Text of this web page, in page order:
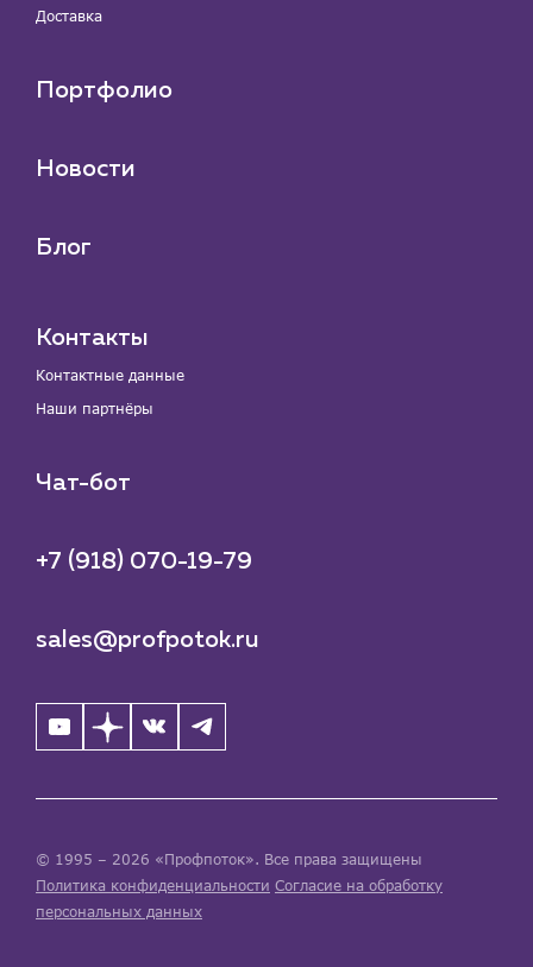
Доставка
Портфолио
Новости
Блог
Контакты
Контактные данные
Наши партнёры
Чат-бот
+7 (918) 070-19-79
sales@profpotok.ru
© 1995 – 2026 «Профпоток». Все права защищены
Политика конфиденциальности Согласие на обработку
персональных данных